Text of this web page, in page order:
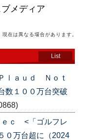
メディア
在は異なる場合があります。
List
ｌａｕｄ Ｎｏｔ
１００万台突破
ｅｃ <「ゴルフレ
０万台超に（2024